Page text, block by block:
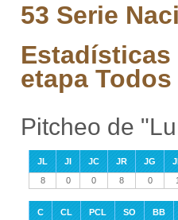
53 Serie
etapa
Pitcheo de
JL JI JC JR JG
8
0 0 8 0
C CL PCL SO
BB